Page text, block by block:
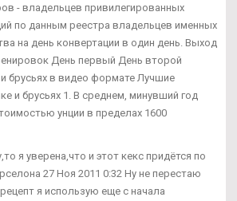
- владельцев привилегированных
по данным реестра владельцев именных
на день конвертации в один день. Выход
День первый День второй
и брусьях в видео формате Лучшие
и брусьях 1. В среднем, минувший год
унции в пределах 1600
я уверена,что и этот кекс придётся по
27 Ноя 2011 0:32 Ну не перестаю
я использую еще с начала